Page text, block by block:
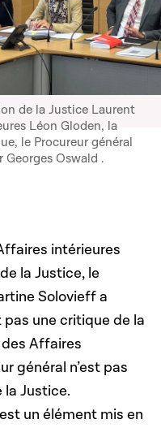
de la Justice Laurent
Léon Gloden, la
le Procureur général
Oswald .
intérieures
la Justice, le
Solovieff a
pas une critique de la
Affaires
général n’est pas
la Justice.
un élément mis en